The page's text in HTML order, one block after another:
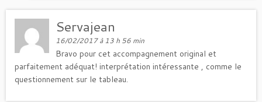
Servajean
16/02/2017 à 13 h 56 min
Bravo pour cet accompagnement original et
parfaitement adéquat! interprétation intéressante , comme le
questionnement sur le tableau.